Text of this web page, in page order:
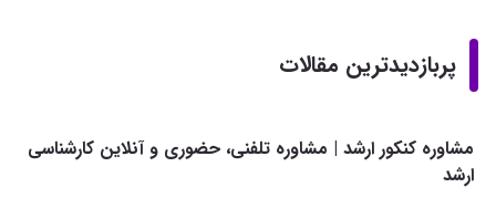
پربازدیدترین مقالات
مشاوره کنکور ارشد | مشاوره تلفنی، حضوری و آنلاین کارشناسی
ارشد